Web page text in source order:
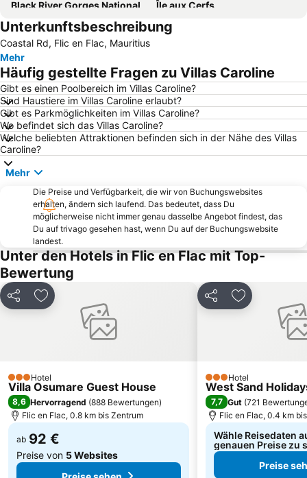
Black River Gorges National Park
Île aux Cerfs
Pamplemousses
Mont Choisy
Coin de Mire
Naturhistorisches Museum Mauritius
Chinesenviertel
Casela & Yemen Park
Voliers de l'ocean
Unterkunftsbeschreibung
Coastal Rd, Flic en Flac, Mauritius
Mehr
Häufig gestellte Fragen zu Villas Caroline
Gibt es einen Poolbereich im Villas Caroline?
Sind Haustiere im Villas Caroline erlaubt?
Gibt es Parkmöglichkeiten im Villas Caroline?
Wo befindet sich das Villas Caroline?
Welche beliebten Attraktionen befinden sich in der Nähe des Villas
Caroline?
Mehr
Die Preise und Verfügbarkeit, die wir von Buchungswebsites
erhalten, ändern sich laufend. Das bedeutet, dass Du
möglicherweise nicht immer genau dasselbe Angebot findest, das
Du auf trivago gesehen hast, wenn Du auf der Buchungswebsite
landest.
Unter den Hotels in Flic en Flac mit Top-
Bewertung
Teilen Zu Favoriten hinzufügen
3 Sterne
Hotel
Villa Osumare Guest House
8,6 Hervorragend (888 Bewertungen)
Flic en Flac, 0.8 km bis Zentrum
ab 92 €
Preise von 5 Websites
Teilen Zu Favoriten
3 Sterne
Hotel
West Sand
7,7 Gut (721
Flic en Flac, 0.4 km
Wähle Reisedaten
genauen Preise zu
Preise